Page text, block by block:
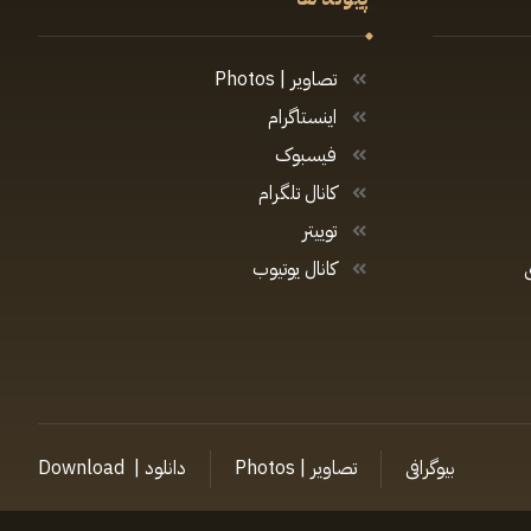
تصاویر | Photos
اینستاگرام
فیسبوک
کانال تلگرام
توییتر
کانال یوتیوب
دانلود | Download تصاویر | Photos بیوگرافی